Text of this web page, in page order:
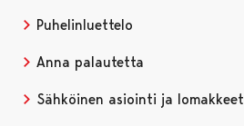
Puhelinluettelo
Anna palautetta
Sähköinen asiointi ja lomakkeet